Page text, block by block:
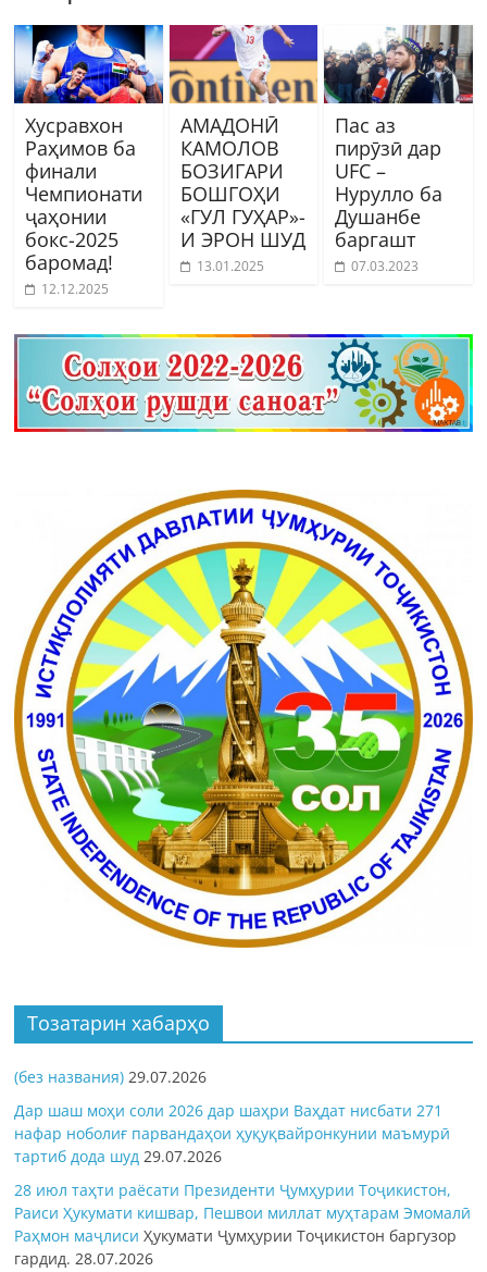
Хусравхон
Раҳимов ба
финали
Чемпионати
ҷаҳонии
бокс-2025
баромад!
12.12.2025
АМАДОНӢ
КАМОЛОВ
БОЗИГАРИ
БОШГОҲИ
«ГУЛ ГУҲАР»-
И ЭРОН ШУД
13.01.2025
Пас аз
пирӯзӣ дар
UFC –
Нурулло ба
Душанбе
баргашт
07.03.2023
Тозатарин хабарҳо
(без названия) 29.07.2026
Дар шаш моҳи соли 2026 дар шаҳри Ваҳдат нисбати 271
нафар ноболиғ парвандаҳои ҳуқуқвайронкунии маъмурӣ
тартиб дода шуд 29.07.2026
28 июл таҳти раёсати Президенти Ҷумҳурии Тоҷикистон,
Раиси Ҳукумати кишвар, Пешвои миллат муҳтарам Эмомалӣ
Раҳмон маҷлисиҲукумати Ҷумҳурии Тоҷикистон баргузор
гардид.28.07.2026